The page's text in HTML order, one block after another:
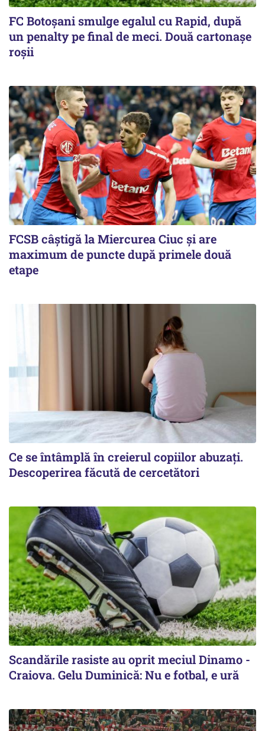
FC Botoşani smulge egalul cu Rapid, după
un penalty pe final de meci. Două cartonaşe
roşii
FCSB câştigă la Miercurea Ciuc şi are
maximum de puncte după primele două
etape
Ce se întâmplă în creierul copiilor abuzați.
Descoperirea făcută de cercetători
Scandările rasiste au oprit meciul Dinamo -
Craiova. Gelu Duminică: Nu e fotbal, e ură